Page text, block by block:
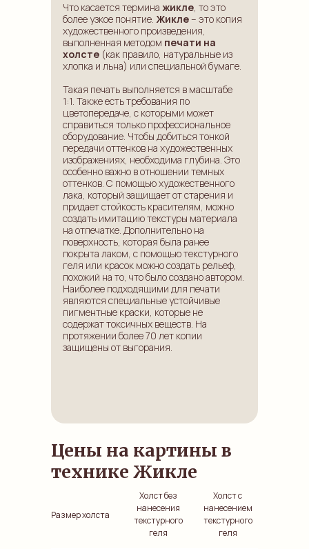
Что касается термина жикле, то это
более узкое понятие. Жикле– это копия
художественного произведения,
выполненная методом печати на
холсте (как правило, натуральные из
хлопка и льна) или специальной бумаге.
Такая печать выполняется в масштабе
1:1. Также есть требования по
цветопередаче, с которыми может
справиться только профессиональное
оборудование. Чтобы добиться тонкой
передачи оттенков на художественных
изображениях, необходима глубина. Это
особенно важно в отношении темных
оттенков. С помощью художественного
лака, который защищает от старения и
придает стойкость красителям, можно
создать имитацию текстуры материала
на отпечатке. Дополнительно на
поверхность, которая была ранее
покрыта лаком, с помощью текстурного
геля или красок можно создать рельеф,
похожий на то, что было создано автором.
Наиболее подходящими для печати
являются специальные устойчивые
пигментные краски, которые не
содержат токсичных веществ. На
протяжении более 70 лет копии
защищены от выгорания.
Цены на картины в
технике Жикле
Размер холста
Холст без
нанесения
текстурного
геля
Холст с
нанесением
текстурного
геля